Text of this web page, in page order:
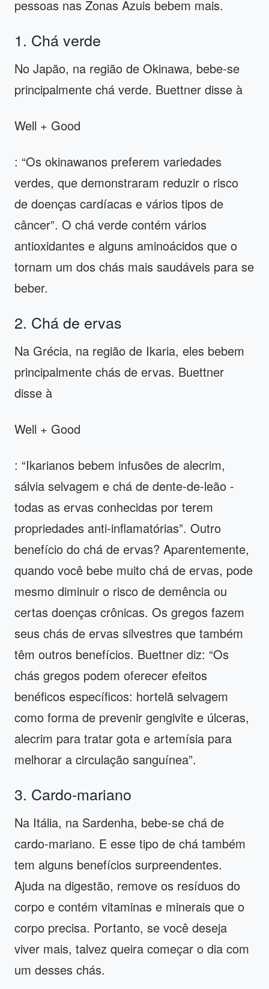
pessoas nas Zonas Azuis bebem mais.
1. Chá verde
No Japão, na região de Okinawa, bebe-se
principalmente chá verde. Buettner disse à
Well + Good
: “Os okinawanos preferem variedades
verdes, que demonstraram reduzir o risco
de doenças cardíacas e vários tipos de
câncer”. O chá verde contém vários
antioxidantes e alguns aminoácidos que o
tornam um dos chás mais saudáveis ​​para se
beber.
2. Chá de ervas
Na Grécia, na região de Ikaria, eles bebem
principalmente chás de ervas. Buettner
disse à
Well + Good
: “Ikarianos bebem infusões de alecrim,
sálvia selvagem e chá de dente-de-leão -
todas as ervas conhecidas por terem
propriedades anti-inflamatórias”. Outro
benefício do chá de ervas? Aparentemente,
quando você bebe muito chá de ervas, pode
mesmo diminuir o risco de demência ou
certas doenças crônicas. Os gregos fazem
seus chás de ervas silvestres que também
têm outros benefícios. Buettner diz: “Os
chás gregos podem oferecer efeitos
benéficos específicos: hortelã selvagem
como forma de prevenir gengivite e úlceras,
alecrim para tratar gota e artemísia para
melhorar a circulação sanguínea”.
3. Cardo-mariano
Na Itália, na Sardenha, bebe-se chá de
cardo-mariano. E esse tipo de chá também
tem alguns benefícios surpreendentes.
Ajuda na digestão, remove os resíduos do
corpo e contém vitaminas e minerais que o
corpo precisa. Portanto, se você deseja
viver mais, talvez queira começar o dia com
um desses chás.